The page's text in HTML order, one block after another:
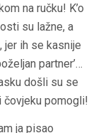
na ručku! K’o
su lažne, a
jer ih se kasnije
partner’…
došli su se
čovjeku pomogli!
ja pisao